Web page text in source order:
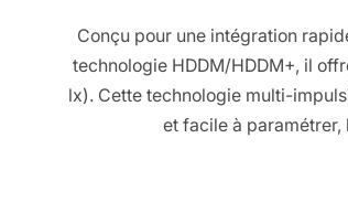
Conçu pour une intégration
technologie HDDM/HDDM+, il
lx). Cette technologie multi-
et facile à paramétrer,